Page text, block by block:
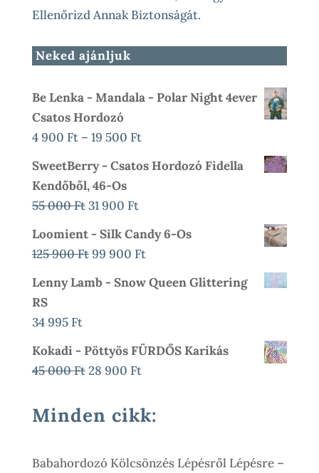
Ellenőrizd Annak Biztonságát.
Neked ajánljuk
Be Lenka - Mandala - Polar Night 4ever
Csatos Hordozó
4 900 Ft – 19 500 FtÁrtartomány:
500 Ft
SweetBerry - Csatos Hordozó Fidella
Kendőből, 46-Os
55 000FtOriginal
000 Ft.
31 900 FtCurrent
900 Ft.
Loomient - Silk Candy 6-Os
125 900FtOriginal
99 900 FtCurrent
Is:
Lenny Lamb - Snow Queen Glittering
RS
34 995 Ft
Kokadi - Pöttyös FÜRDŐS Karikás
45 000Ft Original
Was:
28 900 FtCurrent
Is:
Minden cikk:
Babahordozó Kölcsönzés Lépésről Lépésre –